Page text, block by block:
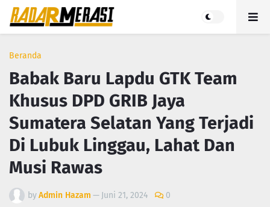
Beranda
Babak Baru Lapdu GTK Team
Khusus DPD GRIB Jaya
Sumatera Selatan Yang Terjadi
Di Lubuk Linggau, Lahat Dan
Musi Rawas
byAdmin Hazam — Juni 21, 2024 0